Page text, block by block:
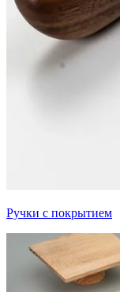
Ручки с покрытием